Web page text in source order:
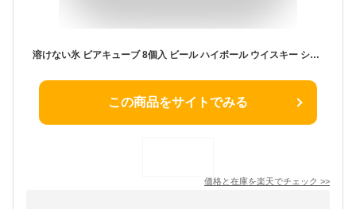
溶けない氷 ビアキューブ 8個入 ビール ハイボール ウイスキー シャンパン ワイン レモンサワー 酎ハイ 日本酒 焼酎 氷 薄まらない お酒 酒 アイスキューブ アイスボール ブロック ストーン キューブ BeerCube 保冷剤 安全 高品質 コースター トング 送料無料 Luxphoria
この商品をサイトでみる
価格と在庫を楽天でチェック >>